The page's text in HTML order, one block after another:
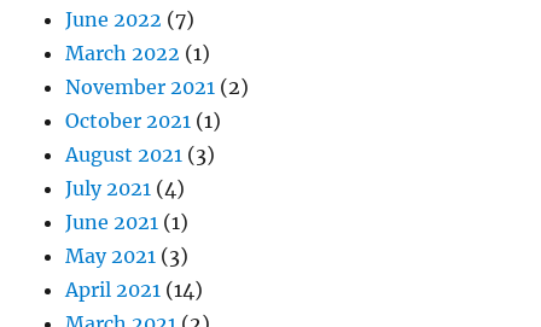
June 2022 (7)
March 2022 (1)
November 2021 (2)
October 2021 (1)
August 2021 (3)
July 2021 (4)
June 2021 (1)
May 2021 (3)
April 2021 (14)